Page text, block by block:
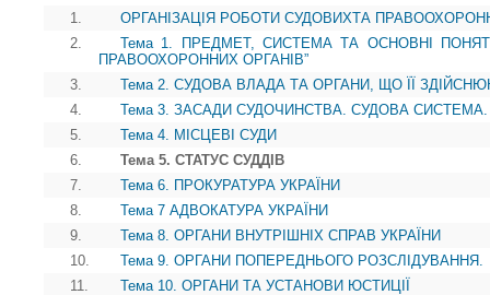
1.
ОРГАНІЗАЦІЯ РОБОТИ СУДОВИХТА
2.
Тема 1. ПРЕДМЕТ, СИСТЕМА ТА ОСНОВНІ
ПРАВООХОРОННИХ ОРГАНІВ”
3.
Тема 2. СУДОВА ВЛАДА ТА ОРГАНИ, ЩО ЇЇ
4.
Тема 3. ЗАСАДИ СУДОЧИНСТВА. СУДОВА СИСТЕМА.
5.
Тема 4. МІСЦЕВІ СУДИ
6.
Тема 5. СТАТУС СУДДІВ
7.
Тема 6. ПРОКУРАТУРА УКРАЇНИ
8.
Тема 7 АДВОКАТУРА УКРАЇНИ
9.
Тема 8. ОРГАНИ ВНУТРІШНІХ СПРАВ УКРАЇНИ
10.
Тема 9. ОРГАНИ ПОПЕРЕДНЬОГО РОЗСЛІДУВАННЯ.
11.
Тема 10. ОРГАНИ ТА УСТАНОВИ ЮСТИЦІЇ